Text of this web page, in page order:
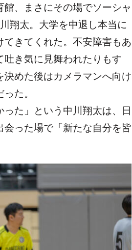
、まさにその場でソーシャ
翔太。大学を中退し本当に
きてくれた。不安障害もあ
吐き気に見舞われたりもす
めた後はカメラマンへ向け
た。
った」という中川翔太は、日
った場で「新たな自分を皆